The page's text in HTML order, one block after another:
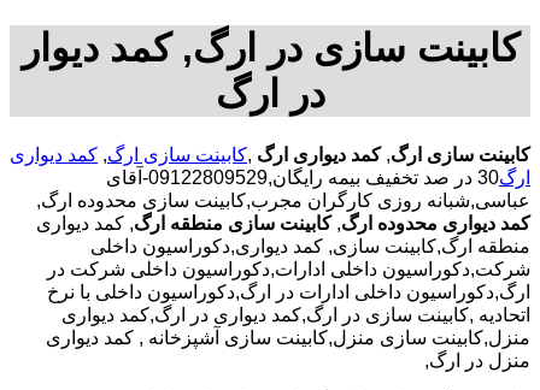
کابینت سازی در ارگ, کمد دیوار
در ارگ
کابینت سازی ارگ,کمد دیواری ارگ ,کابینت سازی ارگ, کمد دیواری
ارگ
30 در صد تخفیف بیمه رایگان,09122809529-آقای
عباسی,شبانه روزی کارگران مجرب,کابینت سازی محدوده ارگ,
کمد دیواری محدوده ارگ, کابینت سازی منطقه ارگ, کمد دیواری
منطقه ارگ,کابینت سازی, کمد دیواری,دکوراسیون داخلی
شرکت,دکوراسیون داخلی ادارات,دکوراسیون داخلی شرکت در
ارگ,دکوراسیون داخلی ادارات در ارگ,دکوراسیون داخلی با نرخ
اتحادیه ,کابینت سازی در ارگ,کمد دیواری در ارگ,کمد دیواری
منزل,کابینت سازی منزل,کابینت سازی آشپزخانه , کمد دیواری
منزل در ارگ,